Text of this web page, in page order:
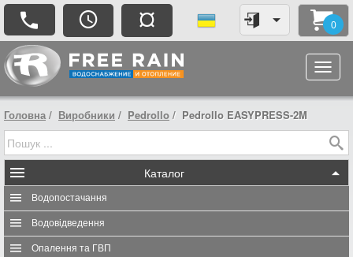
¤ 0
Головна Виробники Pedrollo Pedrollo EASYPRESS-2M
Каталог
Водопостачання
Водовідведення
Опалення та ГВП